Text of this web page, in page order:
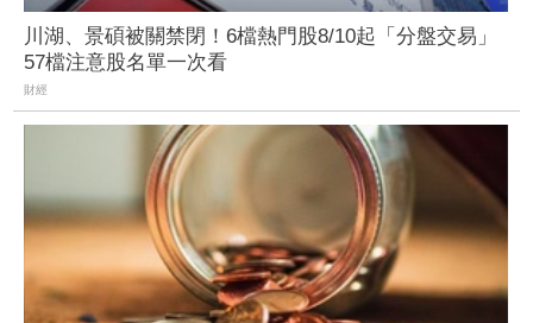
川湖、景碩被關禁閉！6檔熱門股8/10起「分盤交易」
57檔注意股名單一次看
財經